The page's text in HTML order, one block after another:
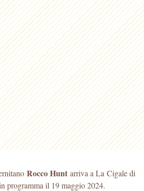
Rocco Hunt arriva a La Cigale di
programma il 19 maggio 2024.